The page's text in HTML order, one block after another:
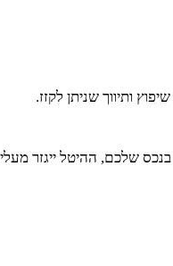
שלכם, ההיטל ייגזר